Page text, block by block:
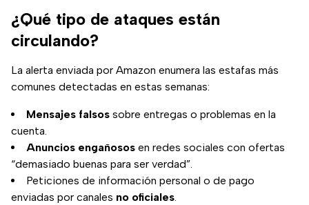
¿Qué tipo de ataques están
circulando?
La alerta enviada por Amazon enumera las estafas más
comunes detectadas en estas semanas:
Mensajes falsos sobre entregas o problemas en la
cuenta.
Anuncios engañosos en redes sociales con ofertas
“demasiado buenas para ser verdad”.
Peticiones de información personal o de pago
enviadas por canales no oficiales.